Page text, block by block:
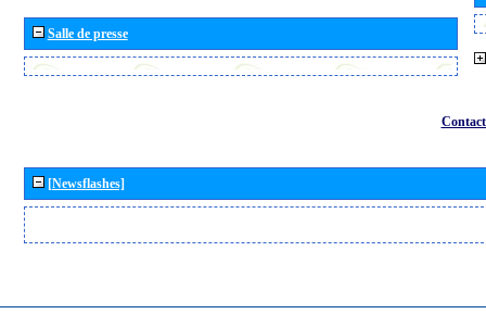
Salle de presse
[Newsflashes]